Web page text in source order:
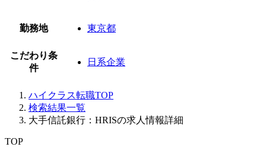
勤務地 東京都
こだわり条
件
日系企業
ハイクラス転職TOP
検索結果一覧
大手信託銀行：HRISの求人情報詳細
TOP